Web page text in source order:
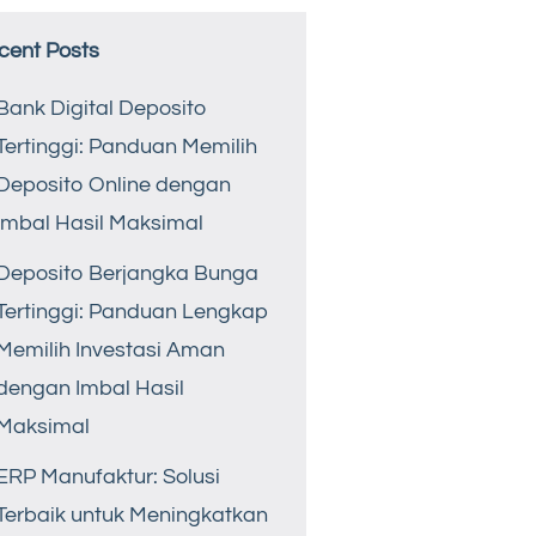
Posts
Digital Deposito
Panduan Memilih
Online dengan
Hasil Maksimal
Berjangka Bunga
Panduan Lengkap
Investasi Aman
Imbal Hasil
Manufaktur: Solusi
untuk Meningkatkan